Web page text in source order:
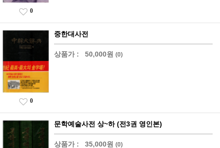
0
중한대사전
상품가 : 50,000원 (0)
0
문학예술사전 상~하 (전3권 영인본)
상품가 : 35,000원 (0)